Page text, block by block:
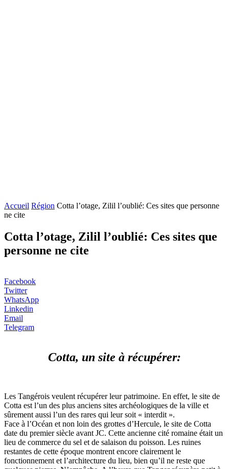
Accueil Région Cotta l’otage, Zilil l’oublié: Ces sites que personne
ne cite
Cotta l’otage, Zilil l’oublié: Ces sites que
personne ne cite
Facebook
Twitter
WhatsApp
Linkedin
Email
Telegram
Cotta, un site à récupérer:
Les Tangérois veulent récupérer leur patrimoine. En effet, le site de
Cotta est l’un des plus anciens sites archéologiques de la ville et
sûrement aussi l’un des rares qui leur soit « interdit ».
Face à l’Océan et non loin des grottes d’Hercule, le site de Cotta
date du premier siècle avant JC. Cette ancienne cité romaine était un
lieu de commerce du sel et de salaison du poisson. Les ruines
restantes de cette époque montrent encore clairement le
fonctionnement et l’architecture du lieu, bien qu’il ne reste que